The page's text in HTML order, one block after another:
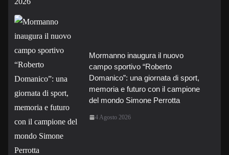
Mormanno inaugura il nuovo
campo sportivo “Roberto
Domanico”: una giornata di sport,
memoria e futuro con il campione
del mondo Simone Perrotta
4 Agosto 2026